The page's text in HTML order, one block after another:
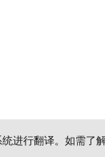
进行翻译。如需了